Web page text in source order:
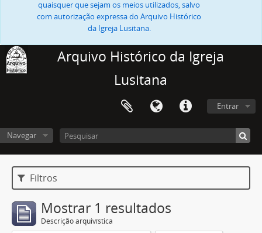
quaisquer que sejam os meios utilizados, salvo
com autorização expressa do Arquivo Histórico
da Igreja Lusitana.
Arquivo Histórico da Igreja
Lusitana
Entrar
Navegar
Filtros
Mostrar 1 resultados
Descrição arquivística